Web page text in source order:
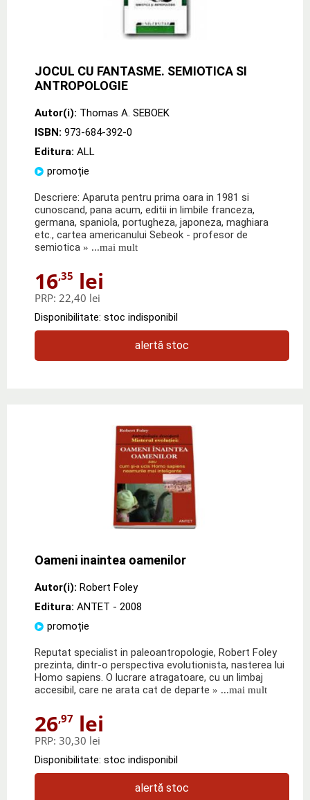
JOCUL CU FANTASME. SEMIOTICA SI
ANTROPOLOGIE
Autor(i): Thomas A. SEBOEK
ISBN: 973-684-392-0
Editura: ALL
promoție
Descriere: Aparuta pentru prima oara in 1981 si
cunoscand, pana acum, editii in limbile franceza,
germana, spaniola, portugheza, japoneza, maghiara
etc., cartea americanului Sebeok - profesor de
semiotica » ...mai mult
16,35 lei
PRP: 22,40 lei
Disponibilitate: stoc indisponibil
alertă stoc
Oameni inaintea oamenilor
Autor(i): Robert Foley
Editura: ANTET - 2008
promoție
Reputat specialist in paleoantropologie, Robert Foley
prezinta, dintr-o perspectiva evolutionista, nasterea lui
Homo sapiens. O lucrare atragatoare, cu un limbaj
accesibil, care ne arata cat de departe » ...mai mult
26,97 lei
PRP: 30,30 lei
Disponibilitate: stoc indisponibil
alertă stoc